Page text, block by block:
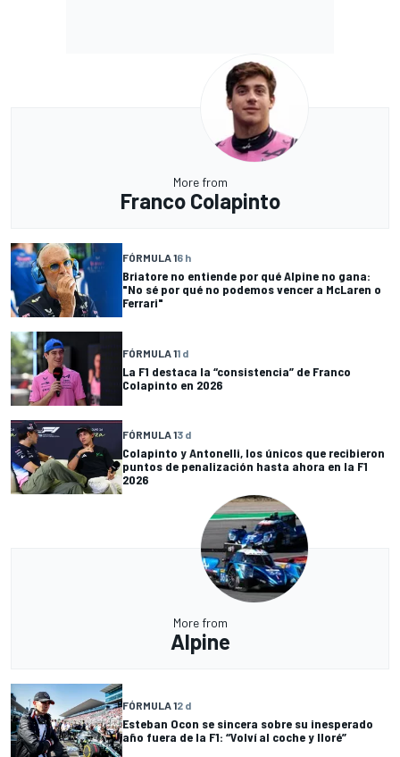
More from
Franco Colapinto
FÓRMULA 16 h
Briatore no entiende por qué Alpine no gana:
"No sé por qué no podemos vencer a McLaren o
Ferrari"
FÓRMULA 11 d
La F1 destaca la “consistencia” de Franco
Colapinto en 2026
FÓRMULA 13 d
Colapinto y Antonelli, los únicos que recibieron
puntos de penalización hasta ahora en la F1
2026
More from
Alpine
FÓRMULA 12 d
Esteban Ocon se sincera sobre su inesperado
año fuera de la F1: “Volví al coche y lloré”